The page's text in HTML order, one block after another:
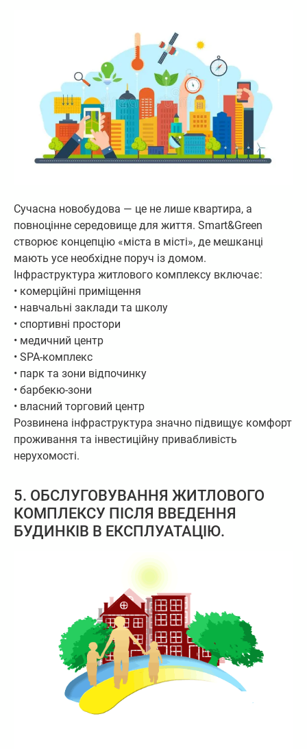
Сучасна новобудова — це не лише квартира, а
повноцінне середовище для життя. Smart&Green
створює концепцію «міста в місті», де мешканці
мають усе необхідне поруч із домом.
Інфраструктура житлового комплексу включає:
• комерційні приміщення
• навчальні заклади та школу
• спортивні простори
• медичний центр
• SPA-комплекс
• парк та зони відпочинку
• барбекю-зони
• власний торговий центр
Розвинена інфраструктура значно підвищує комфорт
проживання та інвестиційну привабливість
нерухомості.
5. ОБСЛУГОВУВАННЯ ЖИТЛОВОГО
КОМПЛЕКСУ ПІСЛЯ ВВЕДЕННЯ
БУДИНКІВ В ЕКСПЛУАТАЦІЮ.